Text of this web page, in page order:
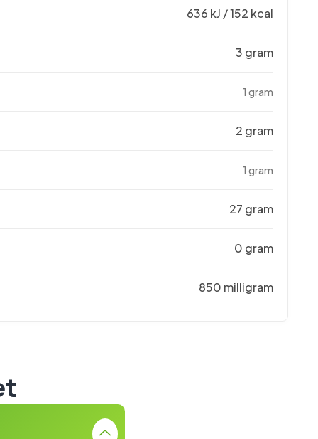
636 kJ / 152 kcal
3 gram
1 gram
2 gram
1 gram
27 gram
0 gram
850 milligram